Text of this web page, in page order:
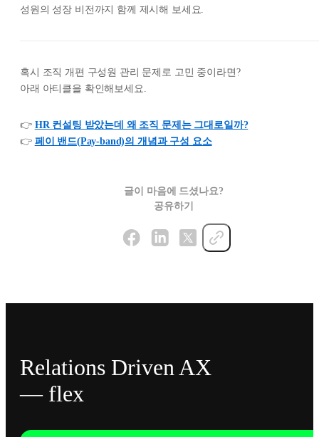
성원의 성장 비전까지 함께 제시해 보세요.
혹시 조직 개편 구성원 관리 문제로 고민 중이라면?
아래 아티클을 확인해보세요.
👉 HR 컨설팅 받았는데 왜 조직 문제는 그대로일까?
👉 페이 밴드(Pay-band)의 개념과 구성 요소
글이 마음에 드셨나요?
공유하기
Relations Driven AX
— flex